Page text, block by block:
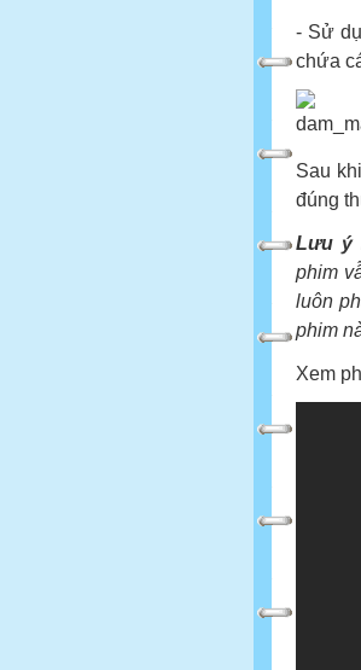
- Sử
chứa
Sau
đúng
Lưu ý
phim
luôn
phim
Xem